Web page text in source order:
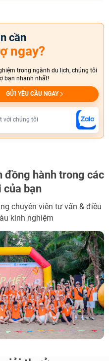
cần
ngay?
trong ngành du lịch, chúng tôi
bạn nhanh nhất!
GỬI YÊU CẦU NGAY
với chúng tôi
đồng hành trong các
của bạn
chuyên viên tư vấn & điều
kinh nghiệm